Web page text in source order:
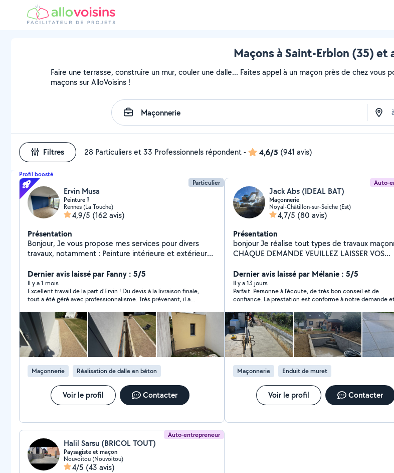
Maçons à Saint-Erblon (35) et
Faire une terrasse, construire un mur, couler une dalle... Faites appel à un maçon près de chez vous
maçons sur AlloVoisins !
Filtres 28 Particuliers et 33 Professionnels répondent- 4,6/5 (941 avis)
Profil boosté
Particulier
Ervin Musa
Peinture ?
Rennes (La Touche)
4,9/5 (162 avis)
Présentation
Bonjour, Je vous propose mes services pour divers
travaux, notamment : Peinture intérieure et extérieure
etc.), Isolation, Nettoyage et rénovation de façades,
Pose de papier peint et de papier à peindre, Petits
travaux de maçonnerie. Je travaille avec soin et
professionnalisme, pour répondre au mieux à vos
besoins, que ce soit pour votre maison ou votre
appartement. N'hésitez pas à me contacter pour plus
d'informations ou pour un devis. Cordialement, Ervin
Dernier avis laissé par Fanny : 5/5
Il y a 1 mois
Excellent travail de la part d'Ervin ! Du devis à la livraison finale,
tout a été géré avec professionnalisme. Très prévenant, il a
scrupuleusement les délais. Mention spéciale pour la propreté
du chantier chaque soir. Un artisan sérieux et fiable que je
recommande vivement !
Maçonnerie Réalisation de dalle en béton
Voir le profil Contacter
Auto-
Jack Abs (IDEAL BAT)
Maçonnerie
Noyal-Châtillon-sur-Seiche (Est)
4,7/5 (80 avis)
Présentation
bonjour Je réalise tout types de travaux
CHAQUE DEMANDE VEUILLEZ LAISSER VOS
Dernier avis laissé par Mélanie : 5/5
Il y a 13 jours
Parfait. Personne à l'écoute, de très bon conseil et de
confiance. La prestation est conforme à notre demande
fermés.
Maçonnerie Enduit de muret
Voir le profil Contacter
Auto-entrepreneur
Halil Sarsu (BRICOL TOUT)
Paysagiste et maçon
Nouvoitou (Nouvoitou)
4/5 (43 avis)